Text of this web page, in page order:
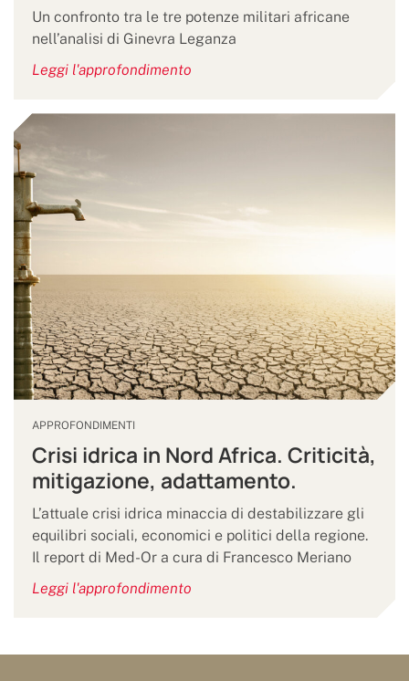
Un confronto tra le tre potenze militari africane
nell’analisi di Ginevra Leganza
Leggi l'approfondimento
APPROFONDIMENTI
Crisi idrica in Nord Africa. Criticità,
mitigazione, adattamento.
L’attuale crisi idrica minaccia di destabilizzare gli
equilibri sociali, economici e politici della regione.
Il report di Med-Or a cura di Francesco Meriano
Leggi l'approfondimento